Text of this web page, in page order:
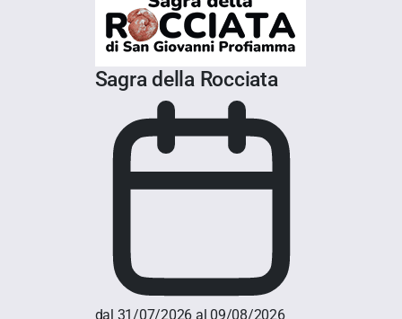
Sagra della Rocciata
dal 31/07/2026 al 09/08/2026